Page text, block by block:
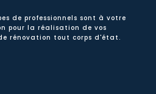
de professionnels sont à votre
pour la réalisation de vos
rénovation tout corps d'état.